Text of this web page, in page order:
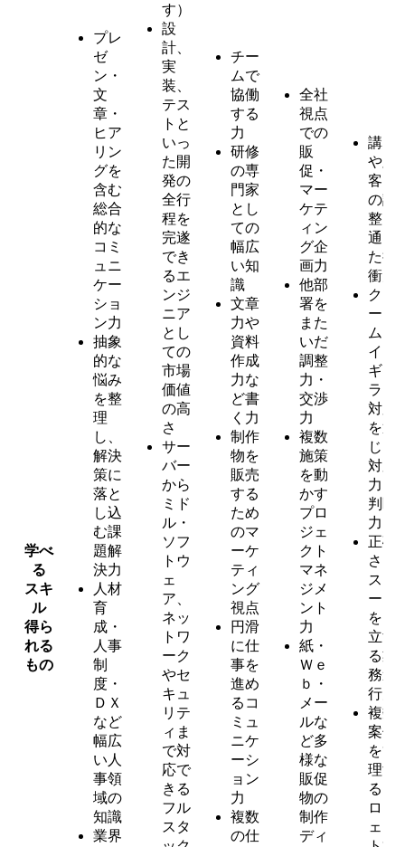
学べ
る
スキ
ル
得ら
れる
もの
プレ
ゼ
ン・
文
章・
ヒア
リン
グを
含む
総合
的な
コミ
ュニ
ケー
ショ
ン力
抽象
的な
悩み
を整
理
し、
解決
策に
落と
し込
む課
題解
決力
人材
育
成・
人事
制
度・
ＤＸ
など
幅広
い人
事領
域の
知識
業界
す）
設
計、
実
装、
テス
トと
いっ
た開
発の
全行
程を
完遂
でき
るエ
ンジ
ニア
とし
ての
市場
価値
の高
さ
サー
バー
から
ミド
ル・
ソフ
トウ
ェ
ア、
ネッ
トワ
ーク
やセ
キュ
リテ
ィま
で対
応で
きる
フル
スタ
チー
ムで
協働
する
力
研修
の専
門家
とし
ての
幅広
い知
識
文章
力や
資料
作成
力な
ど書
く力
制作
物を
販売
する
ため
のマ
ーケ
ティ
ング
視点
円滑
に仕
事を
進め
るコ
ミュ
ニケ
ーシ
ョン
力
複数
の仕
全社
視点
での
販
促・
マー
ケテ
ィン
グ企
画力
他部
署を
また
いだ
調整
力・
交渉
力
複数
施策
を動
かす
プロ
ジェ
クト
マネ
ジメ
ント
力
紙・
Ｗｅ
ｂ・
メー
ルな
ど多
様な
販促
物の
制作
ディ
講師
や顧
客と
の調
整を
通じ
た折
衝力
クレ
ー
ム・
イレ
ギュ
ラー
対応
を通
じた
対応
力・
判断
力
正確
さと
スピ
ード
を両
立す
る業
務遂
行力
複数
案件
を管
理す
るプ
ロジ
ェク